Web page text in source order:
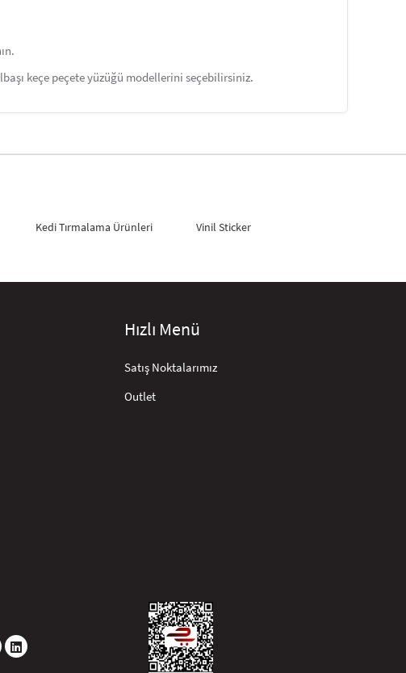
keçe peçete yüzüğü modellerini seçebilirsiniz.
Kedi Tırmalama Ürünleri Vinil Sticker
Hızlı Menü
Satış Noktalarımız
Outlet